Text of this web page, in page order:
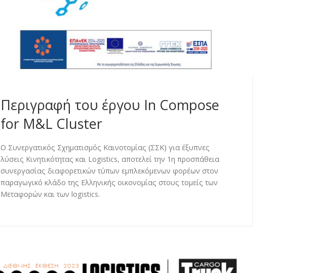
Περιγραφή του έργου In Compose
for M&L Cluster
Ο Συνεργατικός Σχηματισμός Καινοτομίας (ΣΣΚ) για έξυπνες
λύσεις Κινητικότητας και Logistics, αποτελεί την 1η προσπάθεια
συνεργασίας διαφορετικών τύπων εμπλεκόμενων φορέων στον
παραγωγικό κλάδο της Ελληνικής οικονομίας στους τομείς των
Μεταφορών και των logistics.